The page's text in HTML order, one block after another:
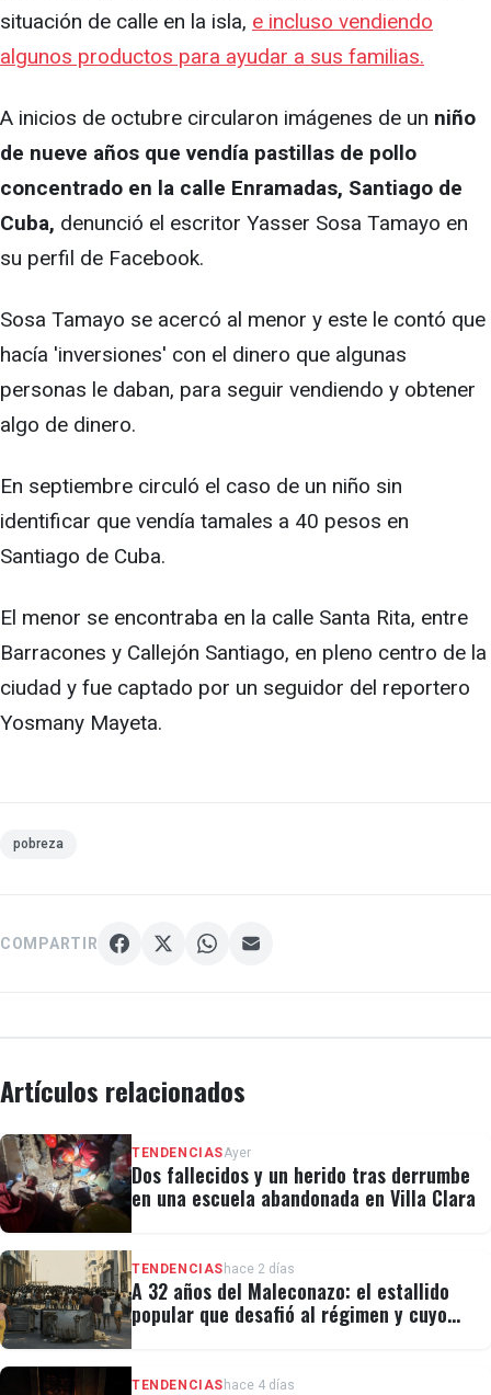
situación de calle en la isla, e incluso vendiendo
algunos productos para ayudar a sus familias.
A inicios de octubre circularon imágenes de un niño
de nueve años que vendía pastillas de pollo
concentrado en la calle Enramadas, Santiago de
Cuba, denunció el escritor Yasser Sosa Tamayo en
su perfil de Facebook.
Sosa Tamayo se acercó al menor y este le contó que
hacía 'inversiones' con el dinero que algunas
personas le daban, para seguir vendiendo y obtener
algo de dinero.
En septiembre circuló el caso de un niño sin
identificar que vendía tamales a 40 pesos en
Santiago de Cuba.
El menor se encontraba en la calle Santa Rita, entre
Barracones y Callejón Santiago, en pleno centro de la
ciudad y fue captado por un seguidor del reportero
Yosmany Mayeta.
pobreza
COMPARTIR
Artículos relacionados
TENDENCIASAyer
Dos fallecidos y un herido tras derrumbe
en una escuela abandonada en Villa Clara
TENDENCIAS hace 2 días
A 32 años del Maleconazo: el estallido
popular que desafió al régimen y cuyo
TENDENCIAS hace 4 días